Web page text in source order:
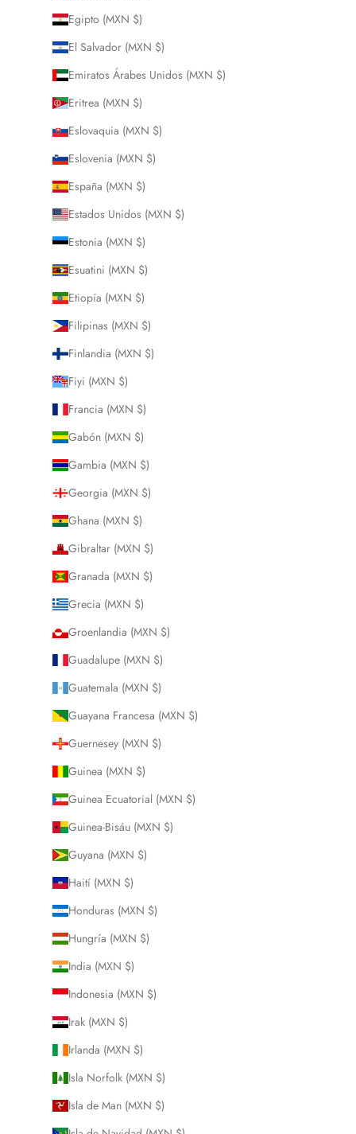
Egipto (MXN $)
El Salvador (MXN $)
Emiratos Árabes Unidos (MXN $)
Eritrea (MXN $)
Eslovaquia (MXN $)
Eslovenia (MXN $)
España (MXN $)
Estados Unidos (MXN $)
Estonia (MXN $)
Esuatini (MXN $)
Etiopía (MXN $)
Filipinas (MXN $)
Finlandia (MXN $)
Fiyi (MXN $)
Francia (MXN $)
Gabón (MXN $)
Gambia (MXN $)
Georgia (MXN $)
Ghana (MXN $)
Gibraltar (MXN $)
Granada (MXN $)
Grecia (MXN $)
Groenlandia (MXN $)
Guadalupe (MXN $)
Guatemala (MXN $)
Guayana Francesa (MXN $)
Guernesey (MXN $)
Guinea (MXN $)
Guinea Ecuatorial (MXN $)
Guinea-Bisáu (MXN $)
Guyana (MXN $)
Haití (MXN $)
Honduras (MXN $)
Hungría (MXN $)
India (MXN $)
Indonesia (MXN $)
Irak (MXN $)
Irlanda (MXN $)
Isla Norfolk (MXN $)
Isla de Man (MXN $)